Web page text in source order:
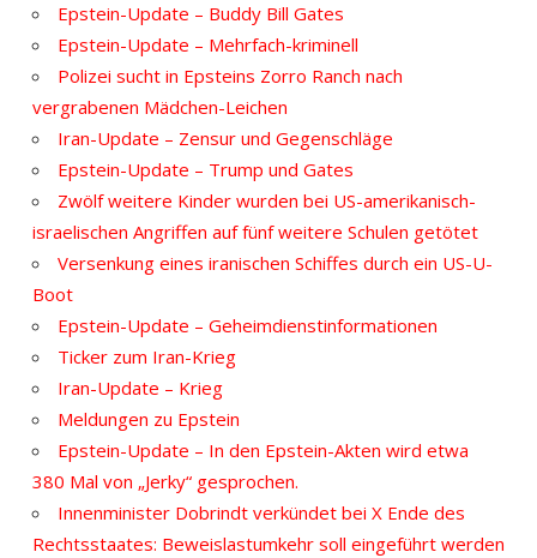
Epstein-Update – Buddy Bill Gates
Epstein-Update – Mehrfach-kriminell
Polizei sucht in Epsteins Zorro Ranch nach
vergrabenen Mädchen-Leichen
Iran-Update – Zensur und Gegenschläge
Epstein-Update – Trump und Gates
Zwölf weitere Kinder wurden bei US-amerikanisch-
israelischen Angriffen auf fünf weitere Schulen getötet
Versenkung eines iranischen Schiffes durch ein US-U-
Boot
Epstein-Update – Geheimdienstinformationen
Ticker zum Iran-Krieg
Iran-Update – Krieg
Meldungen zu Epstein
Epstein-Update – In den Epstein-Akten wird etwa
380 Mal von „Jerky“ gesprochen.
Innenminister Dobrindt verkündet bei X Ende des
Rechtsstaates: Beweislastumkehr soll eingeführt werden